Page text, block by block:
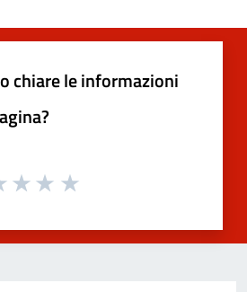
chiare le informazioni